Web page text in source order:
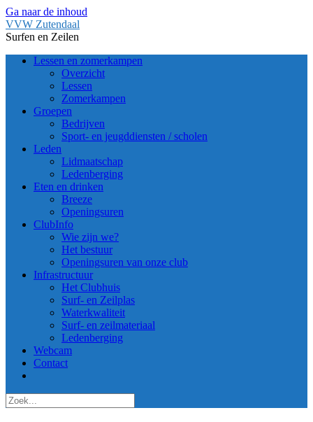
Ga naar de inhoud
VVW Zutendaal
Surfen en Zeilen
Lessen en zomerkampen
Overzicht
Lessen
Zomerkampen
Groepen
Bedrijven
Sport- en jeugddiensten / scholen
Leden
Lidmaatschap
Ledenberging
Eten en drinken
Breeze
Openingsuren
ClubInfo
Wie zijn we?
Het bestuur
Openingsuren van onze club
Infrastructuur
Het Clubhuis
Surf- en Zeilplas
Waterkwaliteit
Surf- en zeilmateriaal
Ledenberging
Webcam
Contact